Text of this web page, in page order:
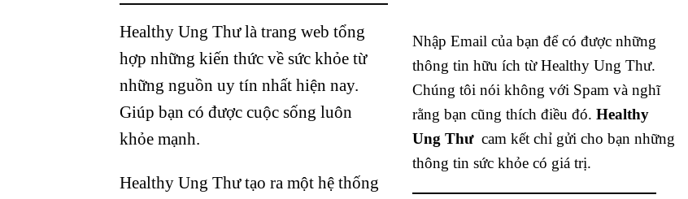
Healthy Ung Thư là trang web tổng
hợp những kiến thức về sức khỏe từ
những nguồn uy tín nhất hiện nay.
Giúp bạn có được cuộc sống luôn
khỏe mạnh.
Healthy Ung Thư tạo ra một hệ thống
Nhập Email của bạn để có được những
thông tin hữu ích từ Healthy Ung Thư.
Chúng tôi nói không với Spam và nghĩ
rằng bạn cũng thích điều đó. Healthy
Ung Thư cam kết chỉ gửi cho bạn những
thông tin sức khỏe có giá trị.